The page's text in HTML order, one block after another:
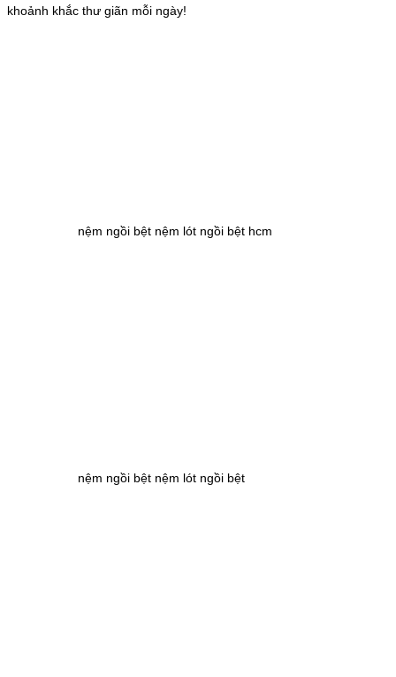
khoảnh khắc thư giãn mỗi ngày!
nệm ngồi bệt nệm lót ngồi bệt hcm
nệm ngồi bệt nệm lót ngồi bệt